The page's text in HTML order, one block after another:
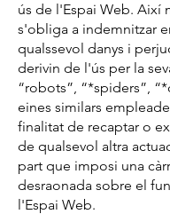
ús de l'Espai Web. Així
s'obliga a indemnitzar
qualssevol danys i
derivin de l'ús per la
“robots”, “*spiders”,
eines similars
finalitat de recaptar o
de qualsevol altra
part que imposi una
desraonada sobre el
l'Espai Web.